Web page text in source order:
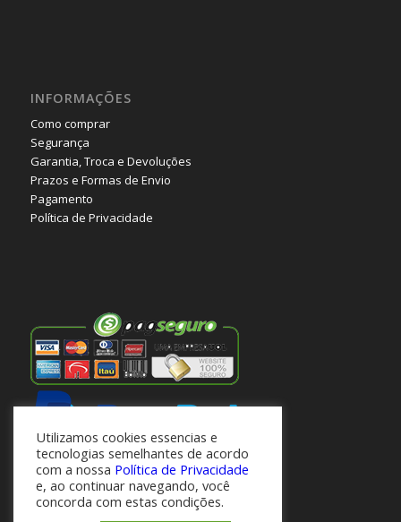
INFORMAÇÕES
Como comprar
Segurança
Garantia, Troca e Devoluções
Prazos e Formas de Envio
Pagamento
Política de Privacidade
Utilizamos cookies essencias e
tecnologias semelhantes de acordo
com a nossa Política de Privacidade
e, ao continuar navegando, você
concorda com estas condições.